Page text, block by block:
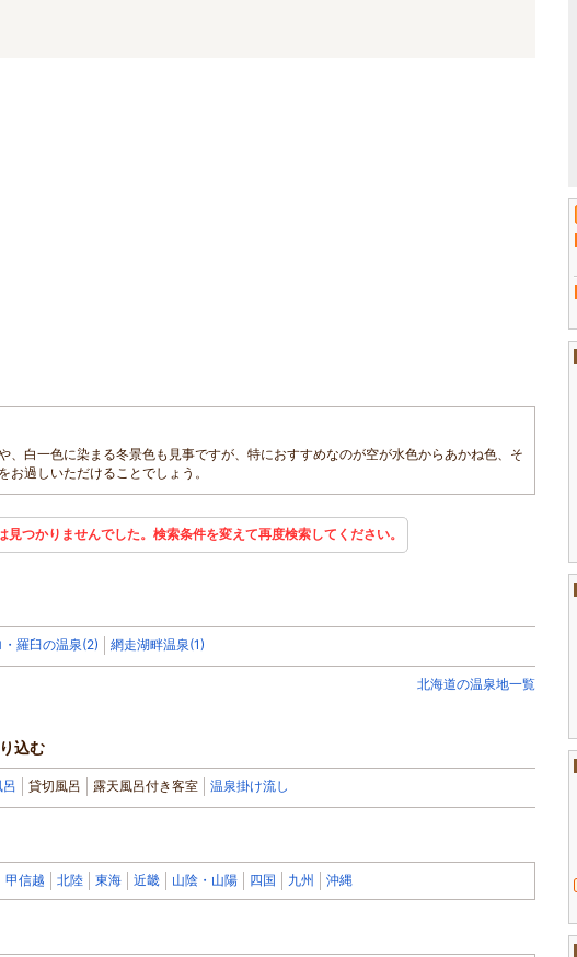
、白一色に染まる冬景色も見事ですが、特におすすめなのが空が水色からあかね色、そ
お過しいただけることでしょう。
見つかりませんでした。検索条件を変えて再度検索してください。
羅臼の温泉(2) 網走湖畔温泉(1)
北海道の温泉地一覧
込む
貸切風呂 露天風呂付き客室 温泉掛け流し
甲信越 北陸 東海 近畿 山陰・山陽 四国 九州 沖縄